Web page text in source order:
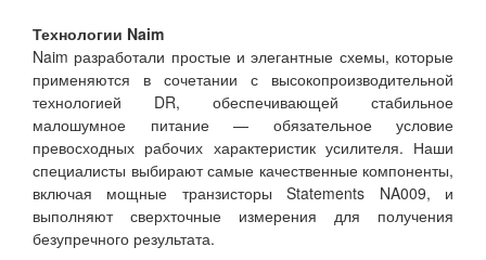
Технологии Naim
Naim разработали простые и элегантные схемы, которые
применяются в сочетании с высокопроизводительной
технологией DR, обеспечивающей стабильное
малошумное питание — обязательное условие
превосходных рабочих характеристик усилителя. Наши
специалисты выбирают самые качественные компоненты,
включая мощные транзисторы Statements NA009, и
выполняют сверхточные измерения для получения
безупречного результата.